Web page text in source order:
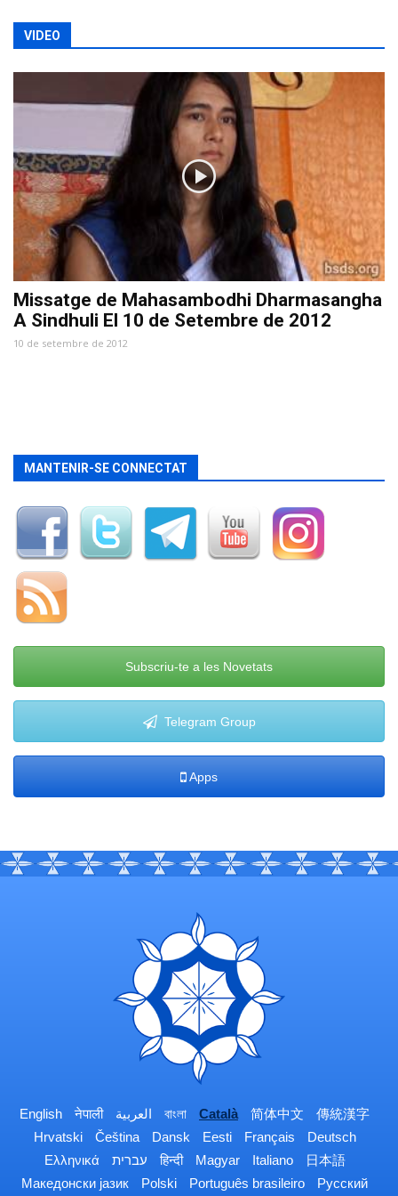
VIDEO
Missatge de Mahasambodhi Dharmasangha
A Sindhuli El 10 de Setembre de 2012
10 de setembre de 2012
MANTENIR-SE CONNECTAT
Subscriu-te a les Novetats
Telegram Group
Apps
English नेपाली العربية বাংলা Català 简体中文
傳統漢字
Hrvatski
Čeština Dansk Eesti Français
Deutsch
Ελληνικά
עברית हिन्दी Magyar Italiano
日本語
Македонски јазик
Polski Português brasileiro Русский